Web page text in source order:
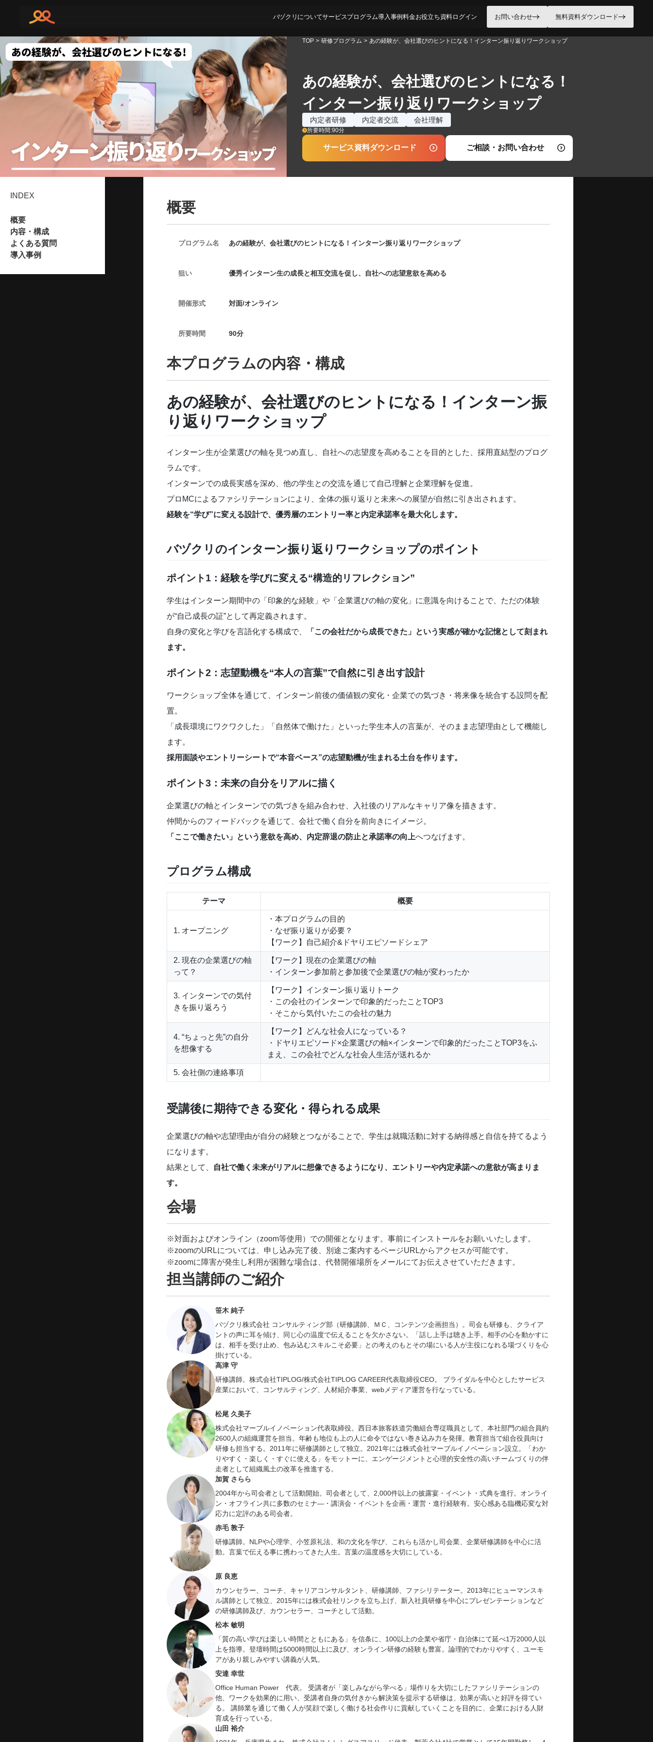
バヅクリについてサービスプログラム導入事例料金お役立ち資料ログイン お問い合わせ 無料資料ダウンロード
TOP > 研修プログラム > あの経験が、会社選びのヒントになる！インターン振り返りワークショップ
あの経験が、会社選びのヒントになる！
インターン振り返りワークショップ
内定者研修 内定者交流 会社理解
所要時間:90分
サービス資料ダウンロード ご相談・お問い合わせ
INDEX
概要
内容・構成
よくある質問
導入事例
概要
プログラム名 あの経験が、会社選びのヒントになる！インターン振り返りワークショップ
狙い 優秀インターン生の成長と相互交流を促し、自社への志望意欲を高める
開催形式 対面/オンライン
所要時間 90分
本プログラムの内容・構成
あの経験が、会社選びのヒントになる！インターン振
り返りワークショップ
インターン生が企業選びの軸を見つめ直し、自社への志望度を高めることを目的とした、採用直結型のプログ
ラムです。
インターンでの成長実感を深め、他の学生との交流を通じて自己理解と企業理解を促進。
プロMCによるファシリテーションにより、全体の振り返りと未来への展望が自然に引き出されます。
経験を“学び”に変える設計で、優秀層のエントリー率と内定承諾率を最大化します。
バヅクリのインターン振り返りワークショップのポイント
ポイント1：経験を学びに変える“構造的リフレクション”
学生はインターン期間中の「印象的な経験」や「企業選びの軸の変化」に意識を向けることで、ただの体験
が“自己成長の証”として再定義されます。
自身の変化と学びを言語化する構成で、
「この会社だから成長できた」という実感が確かな記憶として刻まれ
ます。
ポイント2：志望動機を“本人の言葉”で自然に引き出す設計
ワークショップ全体を通じて、インターン前後の価値観の変化・企業での気づき・将来像を統合する設問を配
置。
「成長環境にワクワクした」「自然体で働けた」といった学生本人の言葉が、そのまま志望理由として機能し
ます。
採用面談やエントリーシートで“本音ベース”の志望動機が生まれる土台を作ります。
ポイント3：未来の自分をリアルに描く
企業選びの軸とインターンでの気づきを組み合わせ、入社後のリアルなキャリア像を描きます。
仲間からのフィードバックを通じて、会社で働く自分を前向きにイメージ。
「ここで働きたい」という意欲を高め、内定辞退の防止と承諾率の向上へつなげます。
プログラム構成
テーマ 概要
1. オープニング
・本プログラムの目的
・なぜ振り返りが必要？
【ワーク】自己紹介&ドヤりエピソードシェア
2. 現在の企業選びの軸
って？
【ワーク】現在の企業選びの軸
・インターン参加前と参加後で企業選びの軸が変わったか
3. インターンでの気付
きを振り返ろう
【ワーク】インターン振り返りトーク
・この会社のインターンで印象的だったことTOP3
・そこから気付いたこの会社の魅力
4. “ちょっと先”の自分
を想像する
【ワーク】どんな社会人になっている？
・ドヤりエピソード×企業選びの軸×インターンで印象的だったことTOP3をふ
まえ、この会社でどんな社会人生活が送れるか
5. 会社側の連絡事項
受講後に期待できる変化・得られる成果
企業選びの軸や志望理由が自分の経験とつながることで、学生は就職活動に対する納得感と自信を持てるよう
になります。
結果として、
自社で働く未来がリアルに想像できるようになり、エントリーや内定承諾への意欲が高まりま
す。
会場
※対面およびオンライン（zoom等使用）での開催となります。事前にインストールをお願いいたします。
※zoomのURLについては、申し込み完了後、別途ご案内するページURLからアクセスが可能です。
※zoomに障害が発生し利用が困難な場合は、代替開催場所をメールにてお伝えさせていただきます。
担当講師のご紹介
笹木 純子
バヅクリ株式会社 コンサルティング部（研修講師、ＭＣ、コンテンツ企画担当）。司会も研修も、クライア
ントの声に耳を傾け、同じ心の温度で伝えることを欠かさない。「話し上手は聴き上手。相手の心を動かすに
は、相手を受け止め、包み込むスキルこそ必要」との考えのもとその場にいる人が主役になれる場づくりを心
掛けている。
高津 守
研修講師。株式会社TIPLOG/株式会社TIPLOG CAREER代表取締役CEO。 ブライダルを中心としたサービス
産業において、コンサルティング、人材紹介事業、webメディア運営を行なっている。
松尾 久美子
株式会社マーブルイノベーション代表取締役。西日本旅客鉄道労働組合専従職員として、本社部門の組合員約
2600人の組織運営を担当。年齢も地位も上の人に命令ではない巻き込み力を発揮。教育担当で組合役員向け
研修も担当する。2011年に研修講師として独立。2021年には株式会社マーブルイノベーション設立。「わか
りやすく・楽しく・すぐに使える」をモットーに、エンゲージメントと心理的安全性の高いチームづくりの伴
走者として組織風土の改革を推進する。
加賀 さらら
2004年から司会者として活動開始。司会者として、2,000件以上の披露宴・イベント・式典を進行。オンライ
ン・オフライン共に多数のセミナ―・講演会・イベントを企画・運営・進行経験有。安心感ある臨機応変な対
応力に定評のある司会者。
赤毛 敦子
研修講師。NLPや心理学、小笠原礼法、和の文化を学び、これらも活かし司会業、企業研修講師を中心に活
動。言葉で伝える事に携わってきた人生。言葉の温度感を大切にしている。
原 良恵
カウンセラー、コーチ、キャリアコンサルタント、研修講師、ファシリテーター。2013年にヒューマンスキ
ル講師として独立、2015年には株式会社リンクを立ち上げ、新入社員研修を中心にプレゼンテーションなど
の研修講師及び、カウンセラー、コーチとして活動。
松本 敏明
「質の高い学びは楽しい時間とともにある」を信条に、100以上の企業や省庁・自治体にて延べ1万2000人以
上を指導。登壇時間は5000時間以上に及び、オンライン研修の経験も豊富。論理的でわかりやすく、ユーモ
アがあり親しみやすい講義が人気。
安達 幸世
Office Human Power 代表。 受講者が「楽しみながら学べる」場作りを大切にしたファシリテーションの
他、ワークを効果的に用い、受講者自身の気付きから解決策を提示する研修は、効果が高いと好評を得てい
る。 講師業を通じて働く人が笑顔で楽しく働ける社会作りに貢献していくことを目的に、企業における人財
育成を行っている。
山田 裕介